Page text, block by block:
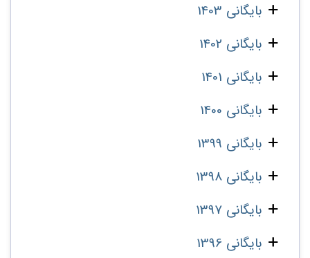
بایگانی 1403
بایگانی 1402
بایگانی 1401
بایگانی 1400
بایگانی 1399
بایگانی 1398
بایگانی 1397
بایگانی 1396